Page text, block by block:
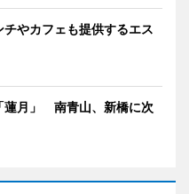
やカフェも提供するエス
蓮月」 南青山、新橋に次